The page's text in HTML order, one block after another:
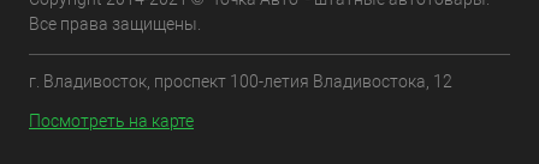
Все права защищены.
г. Владивосток, проспект 100-летия Владивостока, 12
Посмотреть на карте